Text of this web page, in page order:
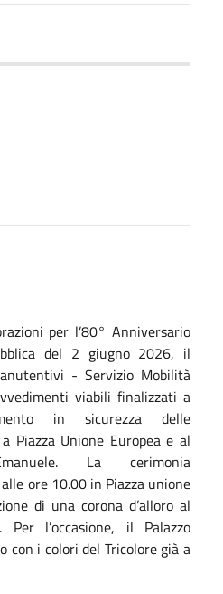
per l’80° Anniversario
del 2 giugno 2026, il
- Servizio Mobilità
viabili finalizzati a
in sicurezza delle
Piazza Unione Europea e al
La cerimonia
ore 10.00 in Piazza unione
di una corona d’alloro al
l’occasione, il Palazzo
con i colori del Tricolore già a